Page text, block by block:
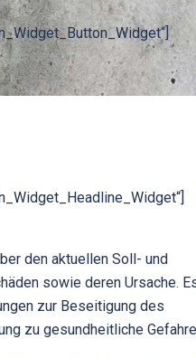
den aktuellen Soll- und
sowie deren Ursache.
zur Beseitigung des
zu gesundheitliche